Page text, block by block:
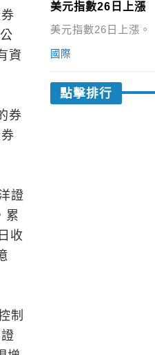
資
券
證
累
收
制
美元指數26日上漲
美元指數26日上漲。
國際
點擊排行